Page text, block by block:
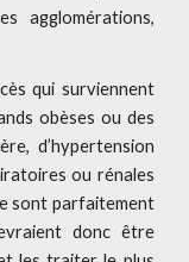
agglomérations,
qui surviennent
obèses ou des
d’hypertension
ou rénales
sont parfaitement
donc être